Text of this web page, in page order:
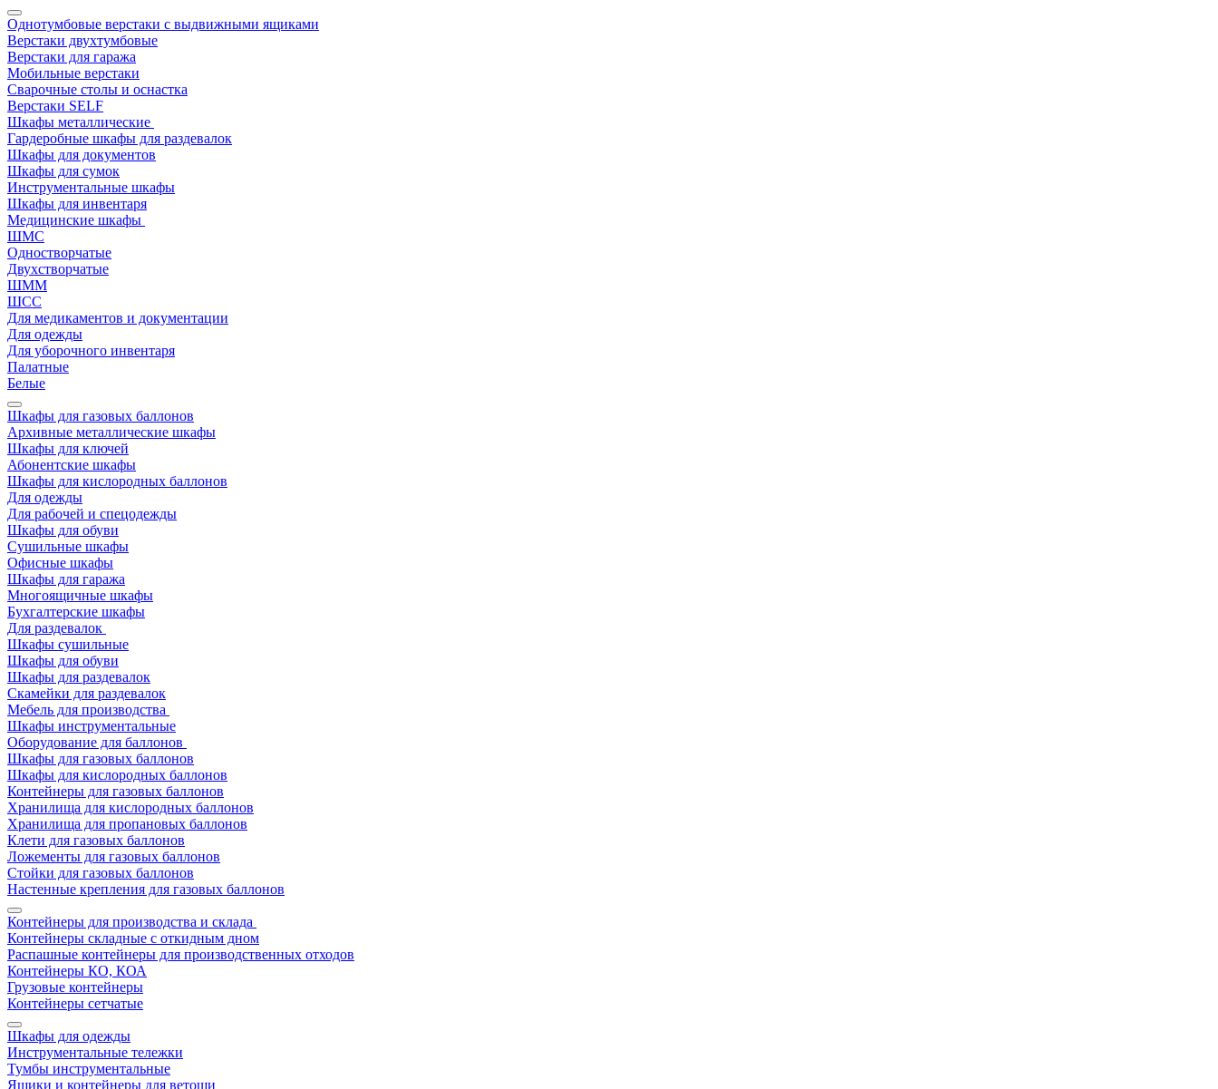
Однотумбовые верстаки с выдвижными ящиками
Верстаки двухтумбовые
Верстаки для гаража
Мобильные верстаки
Сварочные столы и оснастка
Верстаки SELF
Шкафы металлические
Гардеробные шкафы для раздевалок
Шкафы для документов
Шкафы для сумок
Инструментальные шкафы
Шкафы для инвентаря
Медицинские шкафы
ШМС
Одностворчатые
Двухстворчатые
ШММ
ШСС
Для медикаментов и документации
Для одежды
Для уборочного инвентаря
Палатные
Белые
Шкафы для газовых баллонов
Архивные металлические шкафы
Шкафы для ключей
Абонентские шкафы
Шкафы для кислородных баллонов
Для одежды
Для рабочей и спецодежды
Шкафы для обуви
Сушильные шкафы
Офисные шкафы
Шкафы для гаража
Многоящичные шкафы
Бухгалтерские шкафы
Для раздевалок
Шкафы сушильные
Шкафы для обуви
Шкафы для раздевалок
Скамейки для раздевалок
Мебель для производства
Шкафы инструментальные
Оборудование для баллонов
Шкафы для газовых баллонов
Шкафы для кислородных баллонов
Контейнеры для газовых баллонов
Хранилища для кислородных баллонов
Хранилища для пропановых баллонов
Клети для газовых баллонов
Ложементы для газовых баллонов
Стойки для газовых баллонов
Настенные крепления для газовых баллонов
Контейнеры для производства и склада
Контейнеры складные с откидным дном
Распашные контейнеры для производственных отходов
Контейнеры КО, КОА
Грузовые контейнеры
Контейнеры сетчатые
Шкафы для одежды
Инструментальные тележки
Тумбы инструментальные
Ящики и контейнеры для ветоши